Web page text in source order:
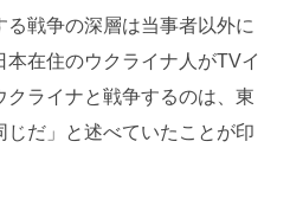
る戦争の深層は当事者以外に
在住のウクライナ人がTVイ
クライナと戦争するのは、東
だ」と述べていたことが印